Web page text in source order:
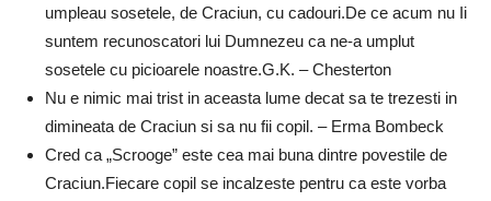
umpleau sosetele, de Craciun, cu cadouri.De ce acum nu Ii
suntem recunoscatori lui Dumnezeu ca ne-a umplut
sosetele cu picioarele noastre.G.K. – Chesterton
Nu e nimic mai trist in aceasta lume decat sa te trezesti in
dimineata de Craciun si sa nu fii copil. – Erma Bombeck
Cred ca „Scrooge” este cea mai buna dintre povestile de
Craciun.Fiecare copil se incalzeste pentru ca este vorba